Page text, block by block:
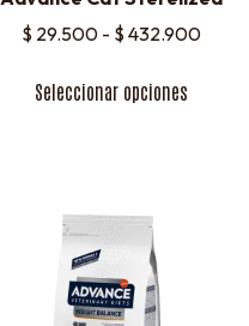
$ 29.500 - $ 432.900
Seleccionar opciones